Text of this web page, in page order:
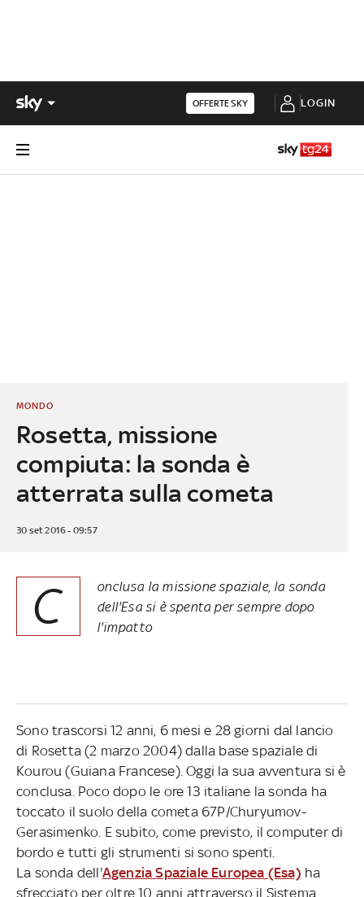
OFFERTE SKY LOGIN
Rosetta, missione
compiuta: la sonda è
atterrata sulla cometa
MONDO
30 set 2016 - 09:57
C
onclusa la missione spaziale, la sonda
dell'Esa si è spenta per sempre dopo
l'impatto
Sono trascorsi 12 anni, 6 mesi e 28 giorni dal lancio
di Rosetta (2 marzo 2004) dalla base spaziale di
Kourou (Guiana Francese). Oggi la sua avventura si è
conclusa. Poco dopo le ore 13 italiane la sonda ha
toccato il suolo della cometa 67P/Churyumov-
Gerasimenko. E subito, come previsto, il computer di
bordo e tutti gli strumenti si sono spenti.
La sonda dell'Agenzia Spaziale Europea (Esa) ha
sfrecciato per oltre 10 anni attraverso il Sistema